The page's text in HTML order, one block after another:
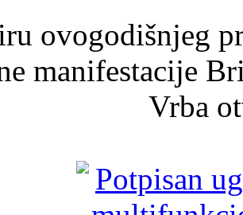
ovogodišnjeg
manifestacije
Vrba